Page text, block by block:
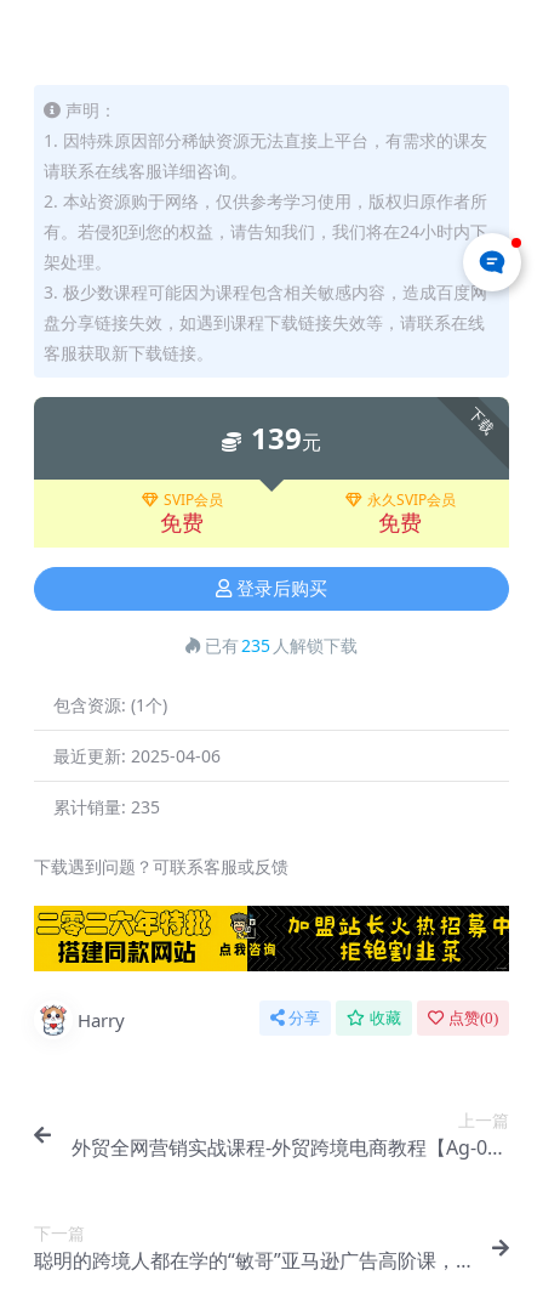
声明：
1. 因特殊原因部分稀缺资源无法直接上平台，有需求的课友
请联系在线客服详细咨询。
2. 本站资源购于网络，仅供参考学习使用，版权归原作者所
有。若侵犯到您的权益，请告知我们，我们将在24小时内下
架处理。
3. 极少数课程可能因为课程包含相关敏感内容，造成百度网
盘分享链接失效，如遇到课程下载链接失效等，请联系在线
客服获取新下载链接。
下载
139元
SVIP会员
免费
永久SVIP会员
免费
登录后购买
已有235 人解锁下载
包含资源: (1个)
最近更新: 2025-04-06
累计销量: 235
下载遇到问题？可联系客服或反馈
Harry 分享 收藏 点赞(0)
上一篇
外贸全网营销实战课程-外贸跨境电商教程【Ag-016
下一篇
聪明的跨境人都在学的“敏哥”亚马逊广告高阶课，